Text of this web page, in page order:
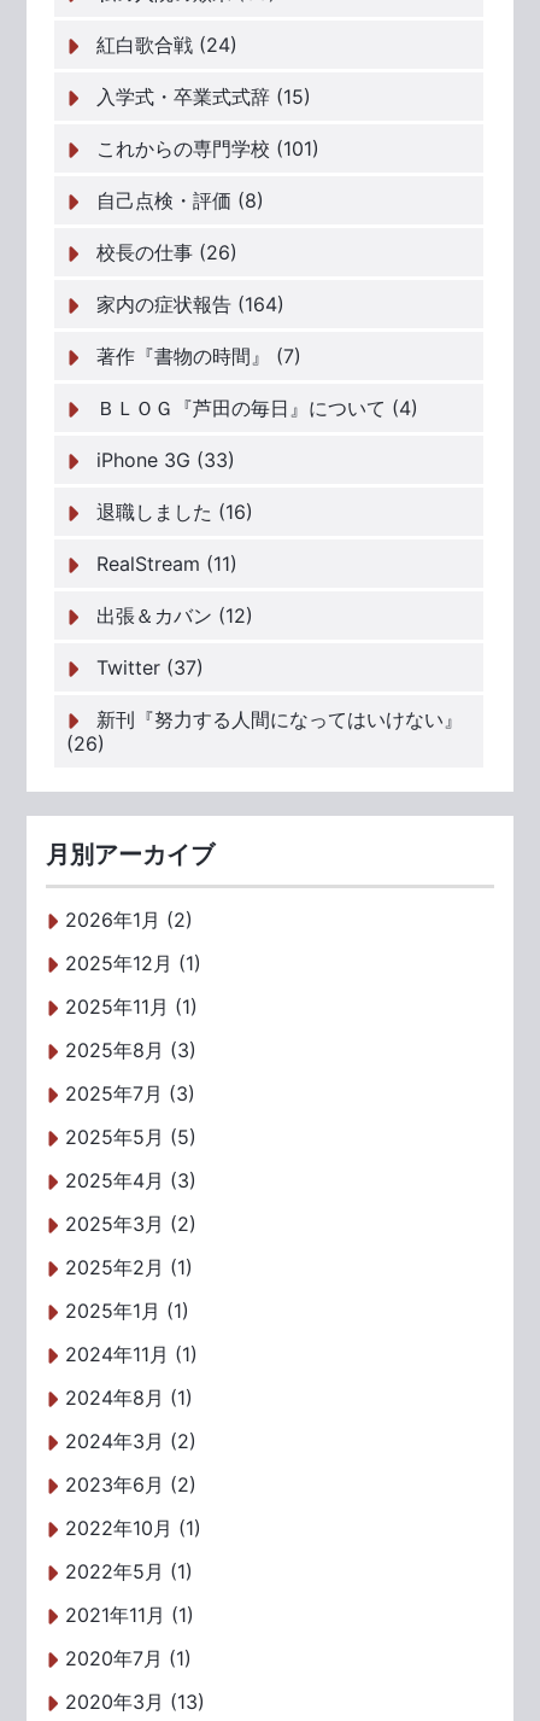
紅白歌合戦 (24)
入学式・卒業式式辞 (15)
これからの専門学校 (101)
自己点検・評価 (8)
校長の仕事 (26)
家内の症状報告 (164)
著作『書物の時間』 (7)
ＢＬＯＧ『芦田の毎日』について (4)
iPhone 3G (33)
退職しました (16)
RealStream (11)
出張＆カバン (12)
Twitter (37)
新刊『努力する人間になってはいけない』
(26)
月別アーカイブ
2026年1月 (2)
2025年12月 (1)
2025年11月 (1)
2025年8月 (3)
2025年7月 (3)
2025年5月 (5)
2025年4月 (3)
2025年3月 (2)
2025年2月 (1)
2025年1月 (1)
2024年11月 (1)
2024年8月 (1)
2024年3月 (2)
2023年6月 (2)
2022年10月 (1)
2022年5月 (1)
2021年11月 (1)
2020年7月 (1)
2020年3月 (13)